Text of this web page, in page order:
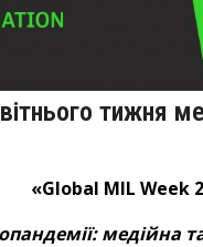
тижня
«Global MIL Week
медійна